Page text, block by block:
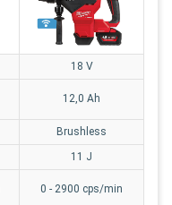
18 V
12,0 Ah
Brushless
11 J
0 - 2900 cps/min